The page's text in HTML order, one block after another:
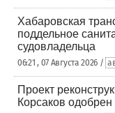
Хабаровская
поддельное
судовладельца
06:21 , 07 Августа 2026 /
Проект
Корсаков одобрен